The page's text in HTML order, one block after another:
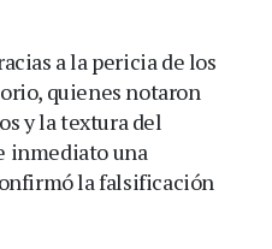
a la pericia de los
quienes notaron
y la textura del
inmediato una
la falsificación